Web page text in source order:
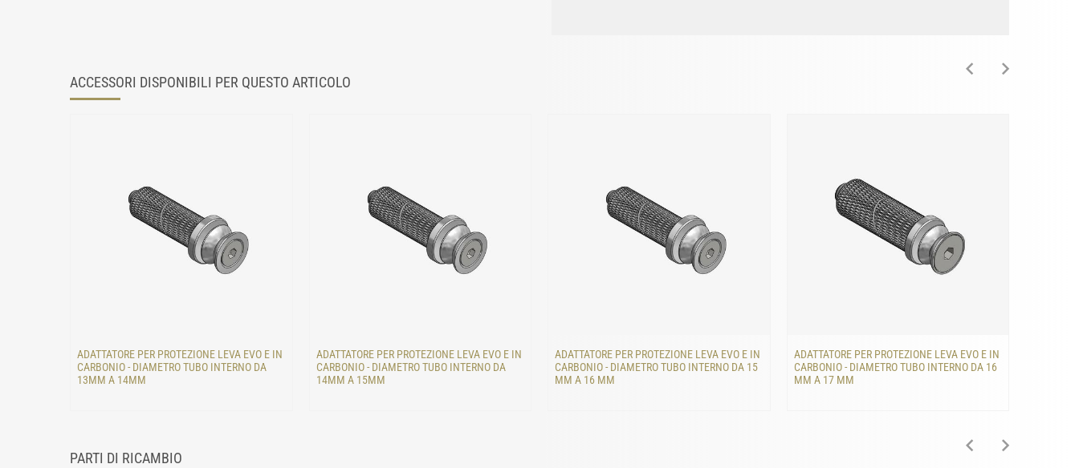
ACCESSORI DISPONIBILI PER QUESTO ARTICOLO
ADATTATORE PER PROTEZIONE LEVA EVO E IN
CARBONIO - DIAMETRO TUBO INTERNO DA
13MM A 14MM
ADATTATORE PER PROTEZIONE LEVA EVO E IN
CARBONIO - DIAMETRO TUBO INTERNO DA
14MM A 15MM
ADATTATORE PER PROTEZIONE LEVA EVO E IN
CARBONIO - DIAMETRO TUBO INTERNO DA 15
MM A 16 MM
ADATTATORE PER PROTEZIONE LEVA EVO E IN
CARBONIO - DIAMETRO TUBO INTERNO DA 16
MM A 17 MM
PARTI DI RICAMBIO